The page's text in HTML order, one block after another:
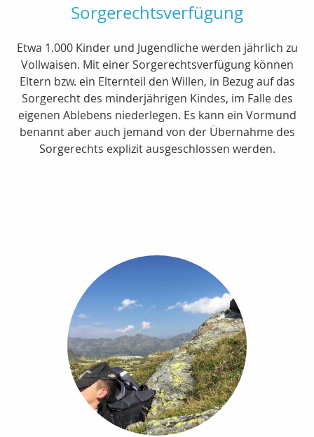
Sorgerechtsverfügung
Etwa 1.000 Kinder und Jugendliche werden jährlich zu
Vollwaisen. Mit einer Sorgerechtsverfügung können
Eltern bzw. ein Elternteil den Willen, in Bezug auf das
Sorgerecht des minderjährigen Kindes, im Falle des
eigenen Ablebens niederlegen. Es kann ein Vormund
benannt aber auch jemand von der Übernahme des
Sorgerechts explizit ausgeschlossen werden.